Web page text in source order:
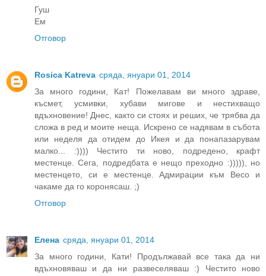
Гуш
Ем
Отговор
Rosica Katreva сряда, януари 01, 2014
За много години, Кат! Пожелавам ви много здраве,
късмет, усмивки, хубави мигове и нестихващо
вдъхновение! Днес, както си стоях и реших, че трябва да
сложа в ред и моите неща. Искрено се надявам в събота
или неделя да отидем до Икея и да понапазарувам
малко... :)))) Честито ти ново, подредено, крафт
местенце. Сега, подредбата е нещо преходно :))))), но
местенцето, си е местенце. Адмирации към Весо и
чакаме да го коронясаш. ;)
Отговор
Елена сряда, януари 01, 2014
За много години, Кати! Продължавай все така да ни
вдъхновяваш и да ни развеселяваш :) Честито ново